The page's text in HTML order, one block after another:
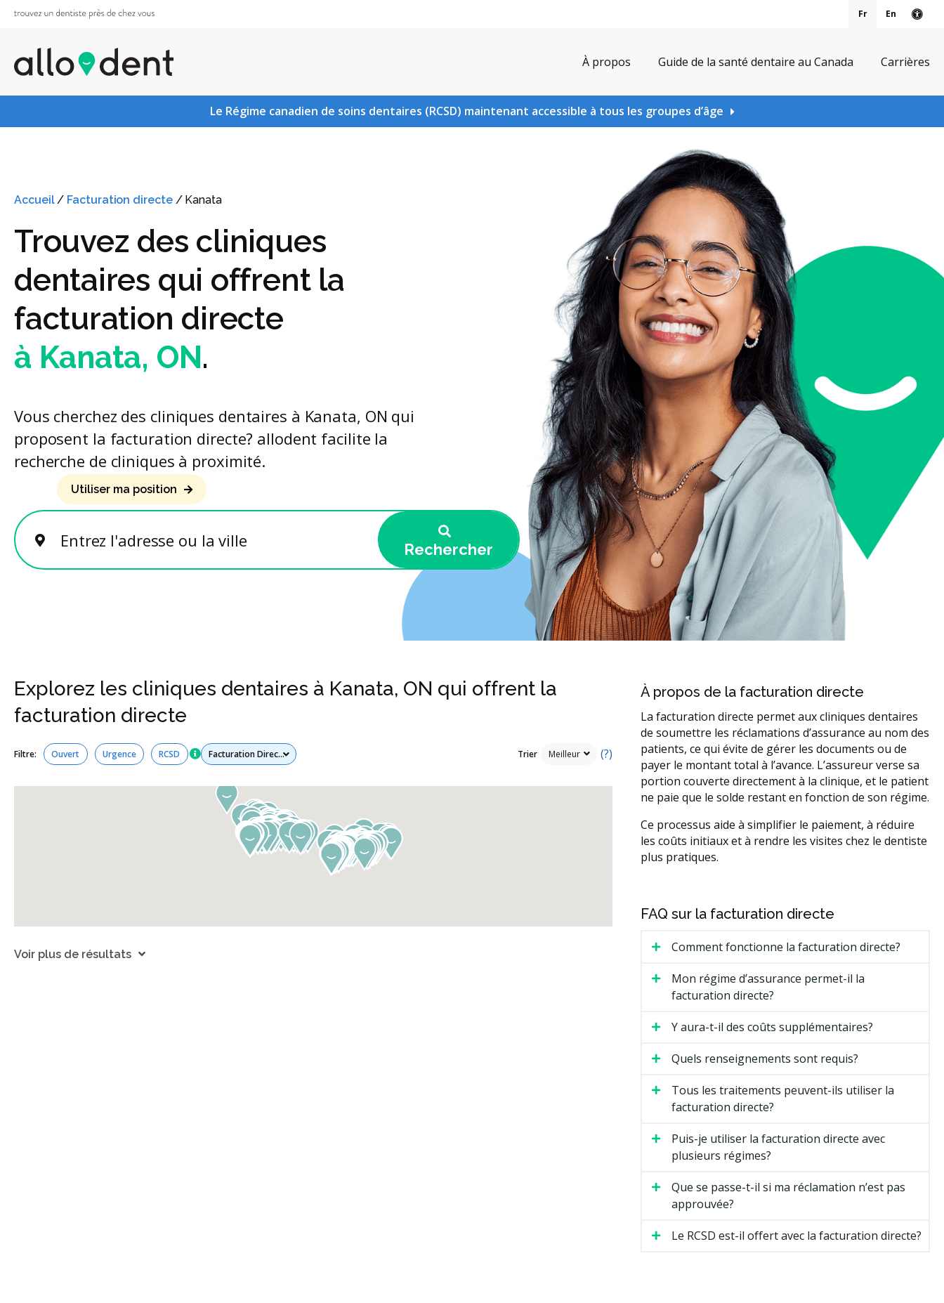
Fr En
À propos Guide de la santé dentaire au Canada Carrières
Le Régime canadien de soins dentaires (RCSD) maintenant accessible à tous les groupes d’âge
Accueil/ Facturation directe/ Kanata
Trouvez des cliniques
dentaires qui offrent la
facturation directe
à Kanata, ON.
Vous cherchez des cliniques dentaires à Kanata, ON qui
proposent la facturation directe? allodent facilite la
recherche de cliniques à proximité.
Entrez l'adresse ou la ville
Utiliser ma position
Rechercher
Explorez les cliniques dentaires à Kanata, ON qui offrent la
facturation directe
Filtre: Ouvert Urgence RCSD Tous les services Trier (?)
Voir plus de résultats
À propos de la facturation directe
La facturation directe permet aux cliniques dentaires
de soumettre les réclamations d’assurance au nom des
patients, ce qui évite de gérer les documents ou de
payer le montant total à l’avance. L’assureur verse sa
portion couverte directement à la clinique, et le patient
ne paie que le solde restant en fonction de son régime.
Ce processus aide à simplifier le paiement, à réduire
les coûts initiaux et à rendre les visites chez le dentiste
plus pratiques.
FAQ sur la facturation directe
Comment fonctionne la facturation directe?
Mon régime d’assurance permet-il la
facturation directe?
Y aura-t-il des coûts supplémentaires?
Quels renseignements sont requis?
Tous les traitements peuvent-ils utiliser la
facturation directe?
Puis-je utiliser la facturation directe avec
plusieurs régimes?
Que se passe-t-il si ma réclamation n’est pas
approuvée?
Le RCSD est-il offert avec la facturation directe?